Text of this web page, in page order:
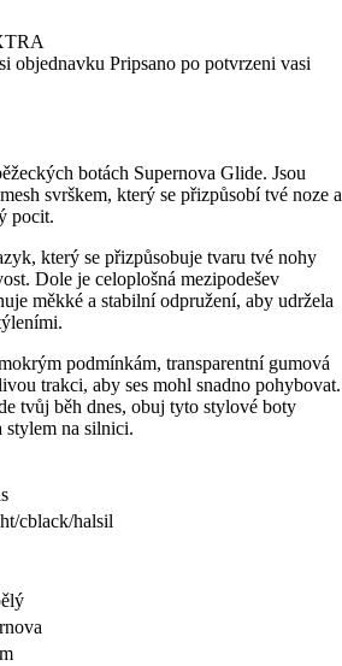
objednavku Pripsano po potvrzeni vasi
botách Supernova Glide. Jsou
svrškem, který se přizpůsobí tvé noze a
pocit.
který se přizpůsobuje tvaru tvé nohy
Dole je celoplošná mezipodešev
měkké a stabilní odpružení, aby udržela
podmínkám, transparentní gumová
trakci, aby ses mohl snadno pohybovat.
tvůj běh dnes, obuj tyto stylové boty
stylem na silnici.
cblack/halsil